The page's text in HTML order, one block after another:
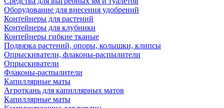
Оборудование для внесения удобрений
Контейнеры для растений
Контейнеры для клубники
Контейнеры гибкие тканые
Подвязка растений, опоры, колышки, клипсы
Опрыскиватели, флаконы-распылители
Опрыскиватели
Флаконы-распылители
Капиллярные маты
Агроткань для капиллярных матов
Капиллярные маты